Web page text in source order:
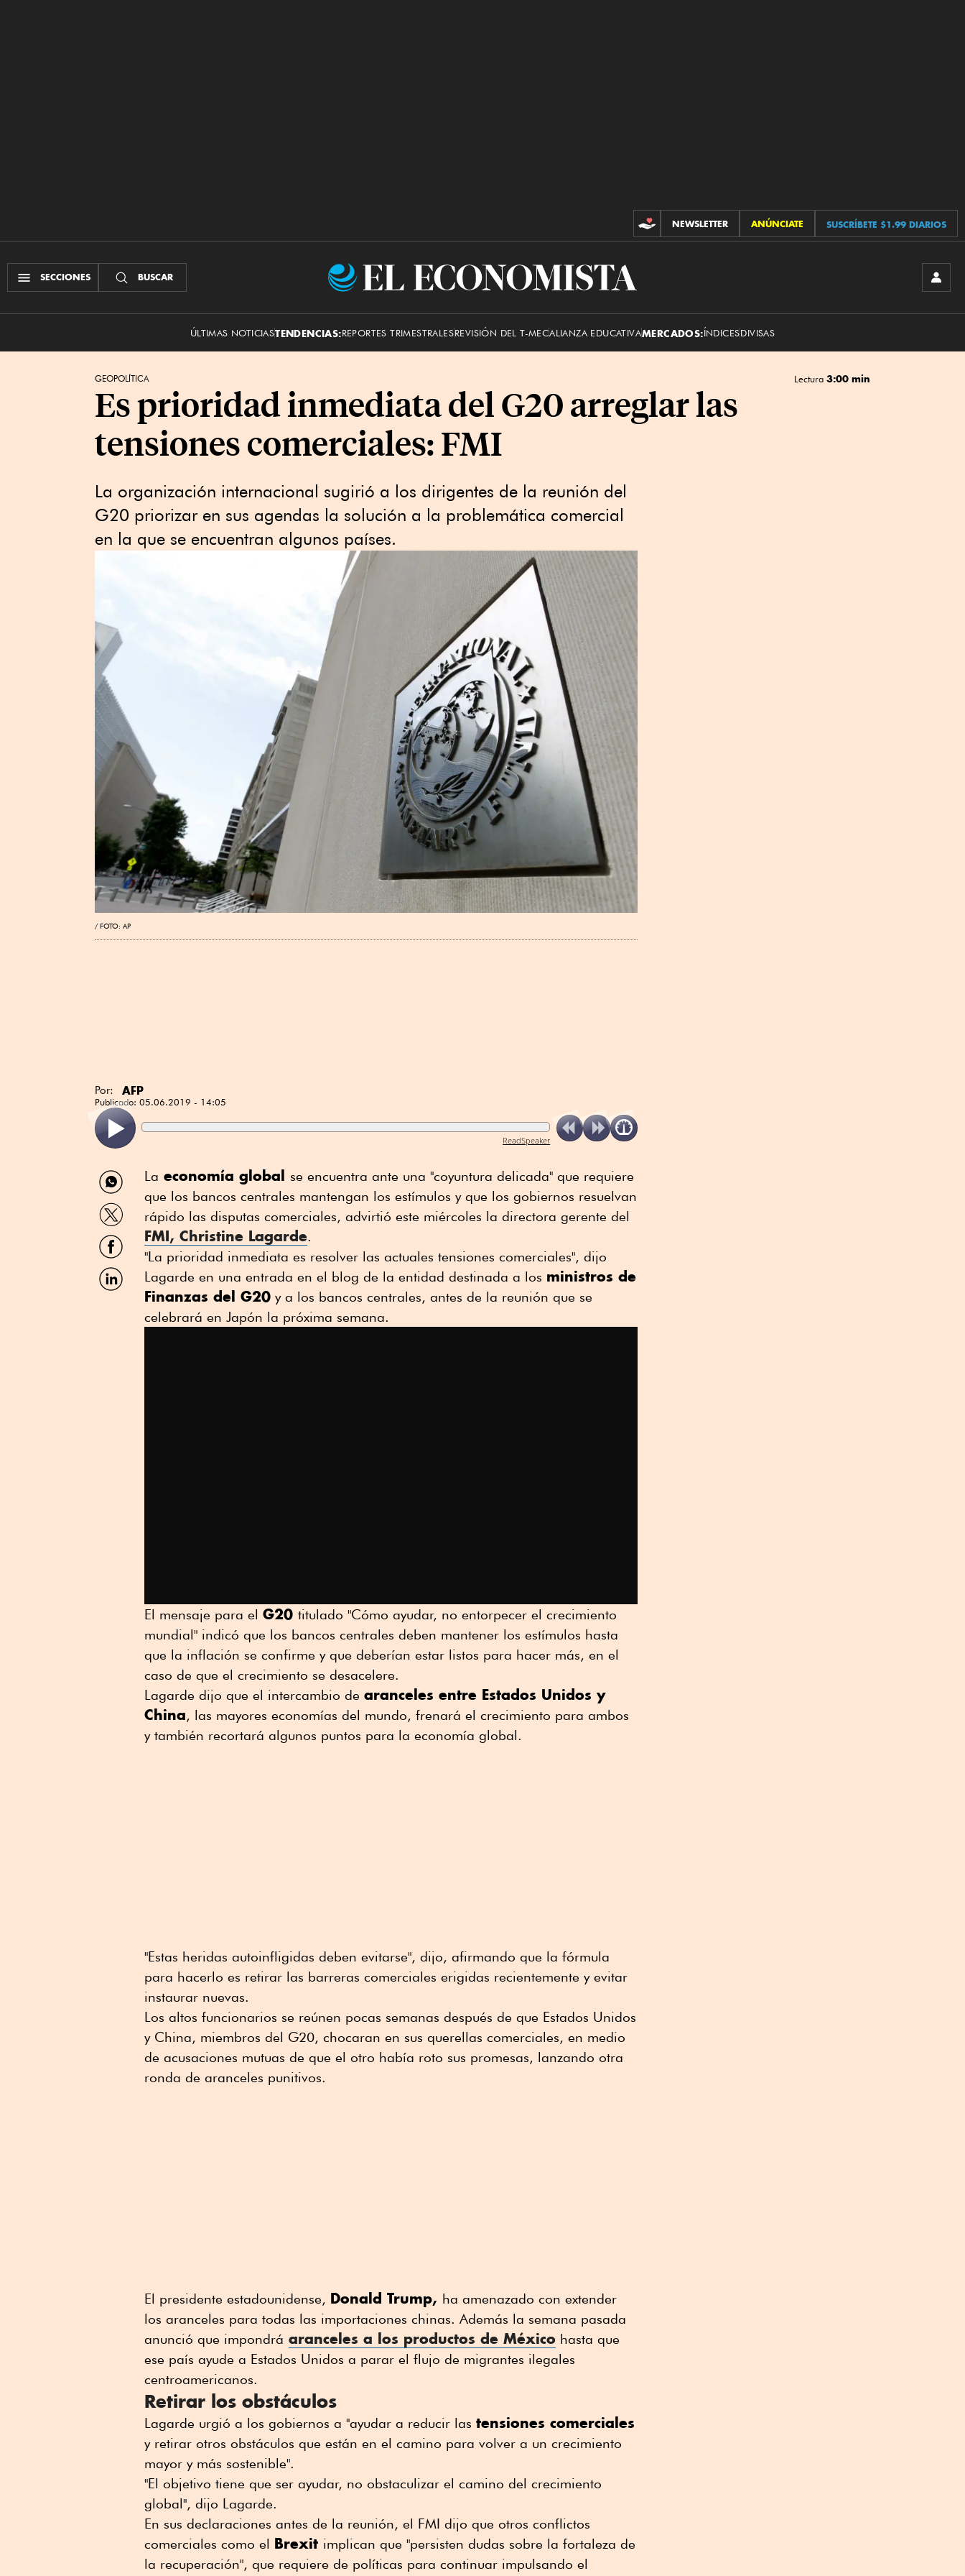
CONTRIBUCIONES
NEWSLETTER ANÚNCIATE SUSCRÍBETE $1.99 DIARIOS
SECCIONES BUSCAR
El
ÚLTIMAS NOTICIASTENDENCIAS:REPORTES TRIMESTRALESREVISIÓN DEL T-MECALIANZA EDUCATIVAMERCADOS:ÍNDICESDIVISAS
GEOPOLÍTICA Lectura 3:00 min
Es prioridad inmediata del G20 arreglar las
tensiones comerciales: FMI
La organización internacional sugirió a los dirigentes de la reunión del
G20 priorizar en sus agendas la solución a la problemática comercial
en la que se encuentran algunos países.
FOTO: AP
Por: AFP
Publicado: 05.06.2019 - 14:05
ReadSpeaker
Compartir
por
WhatsApp
Compartir
por
Twitter
Compartir
por
Facebook
Compartir
por
La economía global se encuentra ante una "coyuntura delicada" que requiere
que los bancos centrales mantengan los estímulos y que los gobiernos resuelvan
rápido las disputas comerciales, advirtió este miércoles la directora gerente del
FMI, Christine Lagarde.
"La prioridad inmediata es resolver las actuales tensiones comerciales", dijo
Lagarde en una entrada en el blog de la entidad destinada a los ministros de
Finanzas del G20 y a los bancos centrales, antes de la reunión que se
celebrará en Japón la próxima semana.
El mensaje para el G20 titulado "Cómo ayudar, no entorpecer el crecimiento
mundial" indicó que los bancos centrales deben mantener los estímulos hasta
que la inflación se confirme y que deberían estar listos para hacer más, en el
caso de que el crecimiento se desacelere.
Lagarde dijo que el intercambio de aranceles entre Estados Unidos y
China, las mayores economías del mundo, frenará el crecimiento para ambos
y también recortará algunos puntos para la economía global.
"Estas heridas autoinfligidas deben evitarse", dijo, afirmando que la fórmula
para hacerlo es retirar las barreras comerciales erigidas recientemente y evitar
instaurar nuevas.
Los altos funcionarios se reúnen pocas semanas después de que Estados Unidos
y China, miembros del G20, chocaran en sus querellas comerciales, en medio
de acusaciones mutuas de que el otro había roto sus promesas, lanzando otra
ronda de aranceles punitivos.
El presidente estadounidense, Donald Trump, ha amenazado con extender
los aranceles para todas las importaciones chinas. Además la semana pasada
anunció que impondrá aranceles a los productos de México hasta que
ese país ayude a Estados Unidos a parar el flujo de migrantes ilegales
centroamericanos.
Retirar los obstáculos
Lagarde urgió a los gobiernos a "ayudar a reducir las tensiones comerciales
y retirar otros obstáculos que están en el camino para volver a un crecimiento
mayor y más sostenible".
"El objetivo tiene que ser ayudar, no obstaculizar el camino del crecimiento
global", dijo Lagarde.
En sus declaraciones antes de la reunión, el FMI dijo que otros conflictos
comerciales como el Brexit implican que "persisten dudas sobre la fortaleza de
la recuperación", que requiere de políticas para continuar impulsando el